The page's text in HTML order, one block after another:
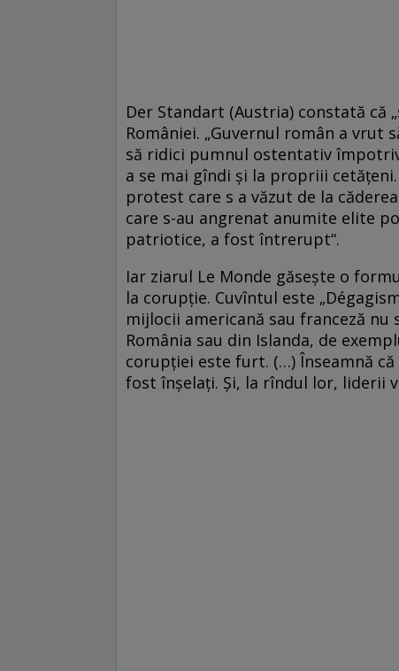
Der Standart (Austria) constată că
României. „Guvernul român a vrut
să ridici pumnul ostentativ
a se mai gîndi și la propriii
protest care s a văzut de la
care s-au angrenat anumite elite
patriotice, a fost întrerupt“.
Iar ziarul Le Monde găsește o
la corupție. Cuvîntul este
mijlocii americană sau franceză
România sau din Islanda, de
corupției este furt. (…) Înseamnă
fost înșelați. Și, la rîndul lor, liderii